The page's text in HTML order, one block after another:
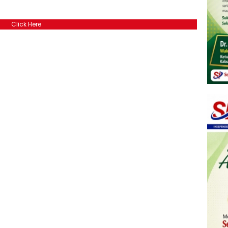
Click Here